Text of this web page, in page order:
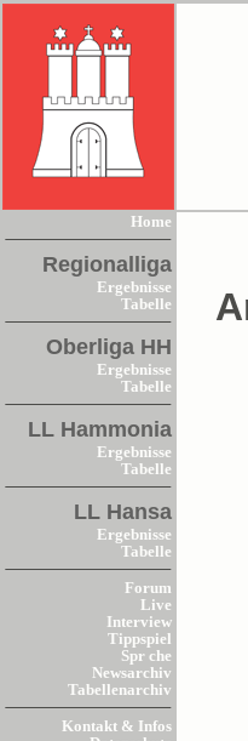
Home
Regionalliga
Ergebnisse
Tabelle
Oberliga HH
Ergebnisse
Tabelle
LL Hammonia
Ergebnisse
Tabelle
LL Hansa
Ergebnisse
Tabelle
Forum
Live
Interview
Tippspiel
Spr che
Newsarchiv
Tabellenarchiv
Kontakt & Infos